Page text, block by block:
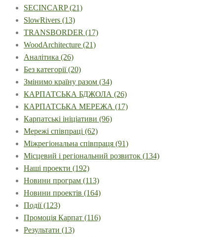
SECINCARP(21)
SlowRivers (13)
TRANSBORDER (17)
WoodArchitecture (21)
Аналітика (26)
Без категорії(20)
Змінимо країну разом (34)
КАРПАТСЬКА БДЖОЛА (26)
КАРПАТСЬКА МЕРЕЖА (17)
Карпатські ініціативи (96)
Мережі співпраці (62)
Міжрегіональна співпраця (91)
Місцевий і регіональний розвиток (134)
Наші проекти (192)
Новини програм (113)
Новини проектів (164)
Події(123)
Промоція Карпат (116)
Результати (13)